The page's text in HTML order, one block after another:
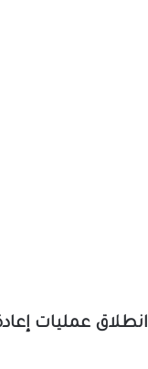
انطلاق عمليات